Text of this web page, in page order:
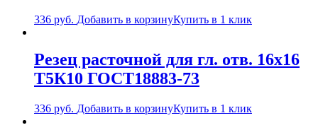
336 руб. Добавить в корзинуКупить в 1 клик
Резец расточной для гл. отв. 16х16
Т5К10 ГОСТ18883-73
336 руб. Добавить в корзинуКупить в 1 клик